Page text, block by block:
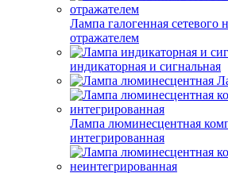
Лампа галогенная сетевого
отражателем
индикаторная и сигнальная
Лампа люминесцентная
интегрированная